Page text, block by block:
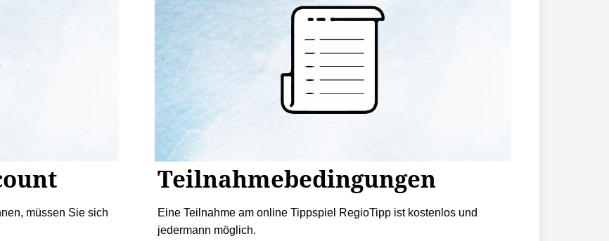
müssen Sie sich
Teilnahmebedingungen
Eine Teilnahme am online Tippspiel RegioTipp ist kostenlos und
jedermann möglich.